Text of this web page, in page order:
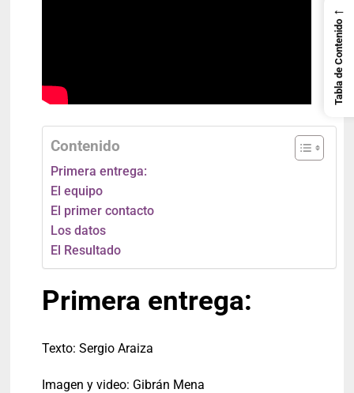
Contenido
Primera entrega:
El equipo
El primer contacto
Los datos
El Resultado
Primera entrega:
Texto: Sergio Araiza
Imagen y video: Gibrán Mena
←
Tabla de Contenido